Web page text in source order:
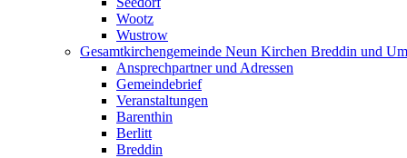
Wootz
Wustrow
Gesamtkirchengemeinde Neun Kirchen Breddin und
Ansprechpartner und Adressen
Gemeindebrief
Veranstaltungen
Barenthin
Berlitt
Breddin